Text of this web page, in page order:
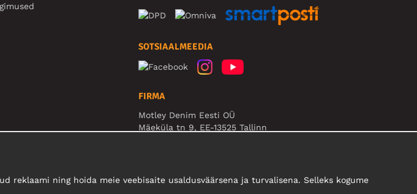
SOTSIAALMEEDIA
FIRMA
Motley Denim Eesti OÜ
Mäeküla tn 9, EE-13525 Tallinn
ning hoida meie veebisaite usaldusväärsena ja turvalisena. Selleks kogume